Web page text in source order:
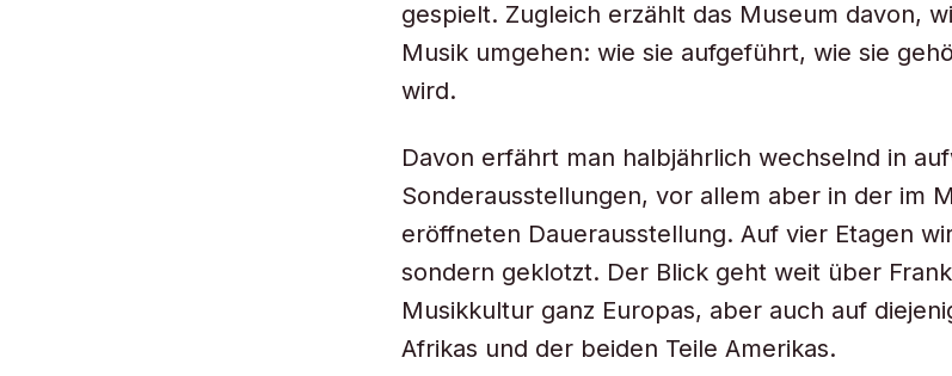
gespielt. Zugleich erzählt das Museum davon,
Musik umgehen: wie sie aufgeführt, wie sie
wird.
Davon erfährt man halbjährlich wechselnd in
Sonderausstellungen, vor allem aber in der im
eröffneten Dauerausstellung. Auf vier Etagen
sondern geklotzt. Der Blick geht weit über
Musikkultur ganz Europas, aber auch auf
Afrikas und der beiden Teile Amerikas.